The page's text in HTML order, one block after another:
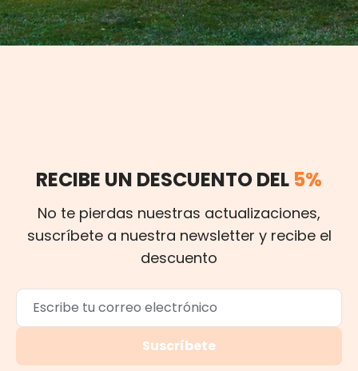
RECIBE UN DESCUENTO DEL 5%
No te pierdas nuestras actualizaciones,
suscríbete a nuestra newsletter y recibe el
descuento
Suscríbete